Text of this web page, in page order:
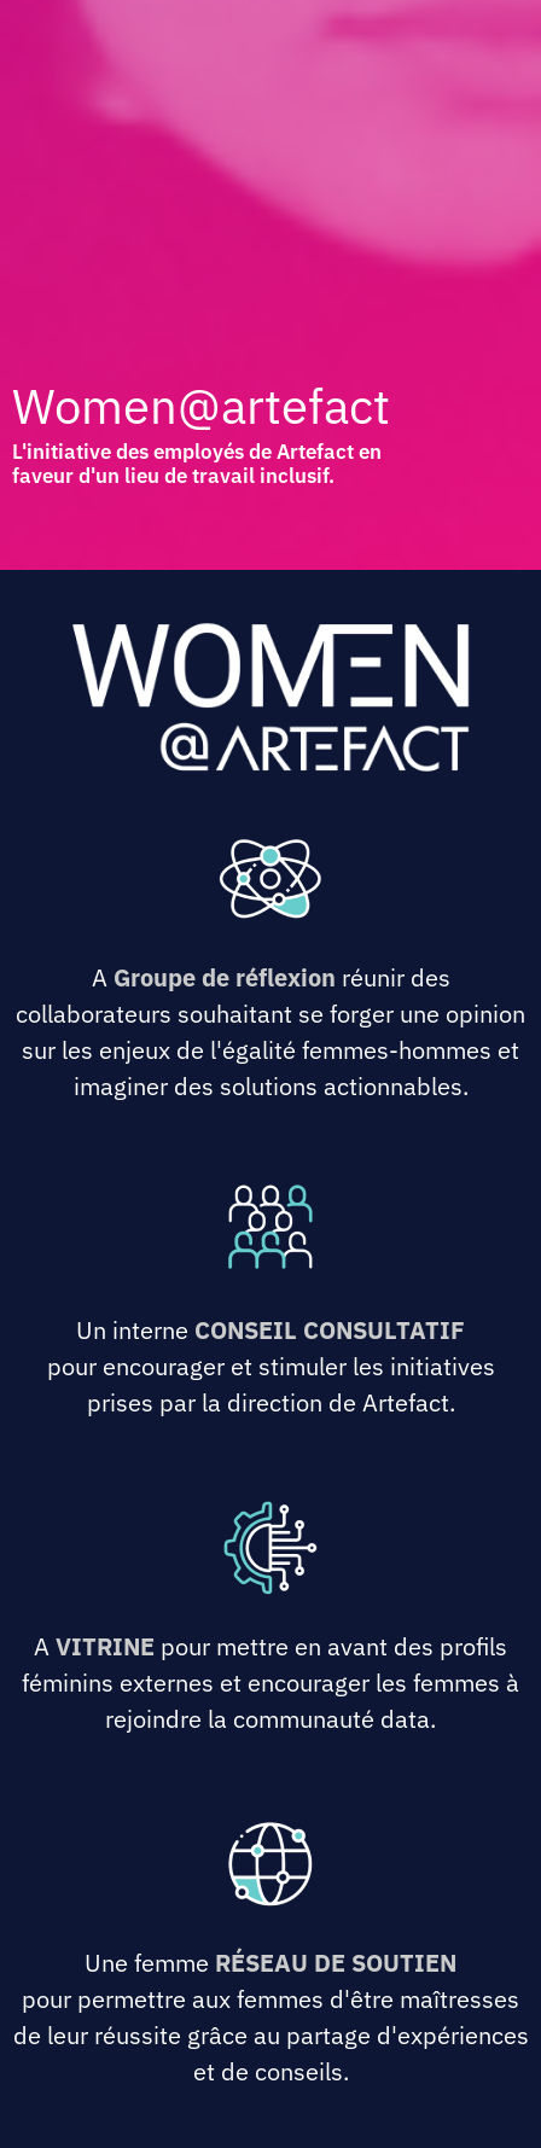
Women@artefact
L'initiative des employés de Artefact en
faveur d'un lieu de travail inclusif.
A Groupe de réflexion réunir des
collaborateurs souhaitant se forger une opinion
sur les enjeux de l'égalité femmes-hommes et
imaginer des solutions actionnables.
Un interne CONSEIL CONSULTATIF
pour encourager et stimuler les initiatives
prises par la direction de Artefact.
AVITRINE pour mettre en avant des profils
féminins externes et encourager les femmes à
rejoindre la communauté data.
Une femme RÉSEAU DE SOUTIEN
pour permettre aux femmes d'être maîtresses
de leur réussite grâce au partage d'expériences
et de conseils.